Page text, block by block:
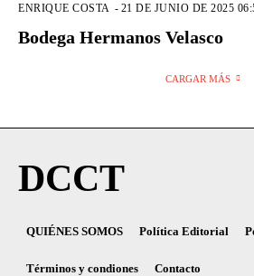
ENRIQUE COSTA - 21 DE JUNIO DE 2025
Bodega Hermanos Velasco
CARGAR MÁS
DCCT
QUIÉNES SOMOS Política Editorial
Términos y condiones Contacto